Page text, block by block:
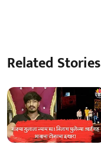
Related Stories